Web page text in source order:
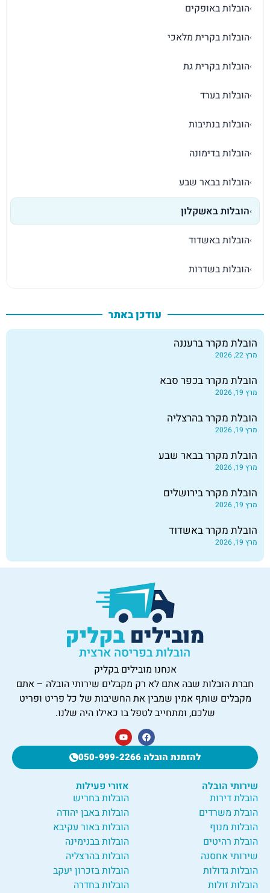
›הובלות באופקים
›הובלות בקרית מלאכי
›הובלות בקרית גת
›הובלות בערד
›הובלות בנתיבות
›הובלות בדימונה
›הובלות בבאר שבע
›הובלות באשקלון
›הובלות באשדוד
›הובלות בשדרות
עודכן באתר
הובלת מקרר ברעננה
מרץ 22, 2026
הובלת מקרר בכפר סבא
מרץ 19, 2026
הובלת מקרר בהרצליה
מרץ 19, 2026
הובלת מקרר בבאר שבע
מרץ 19, 2026
הובלת מקרר בירושלים
מרץ 19, 2026
הובלת מקרר באשדוד
מרץ 19, 2026
אנחנו מובילים בקליק
חברת הובלות שבה אתם לא רק מקבלים שירותי הובלה – אתם
מקבלים שותף אמין שמבין את החשיבות של כל פריט ופריט
שלכם, ומתחייב לטפל בו כאילו היה שלנו.
להזמנת הובלה 050-999-2266
שירותי הובלה
הובלת דירות
הובלת משרדים
הובלות מנוף
הובלת רהיטים
שירותי אחסנה
הובלות גדולות
הובלות זולות
אזורי פעילות
הובלות בחריש
הובלות באבן יהודה
הובלות באור עקיבא
הובלות בבנימינה
הובלות בהרצליה
הובלות בזכרון יעקב
הובלות בחדרה